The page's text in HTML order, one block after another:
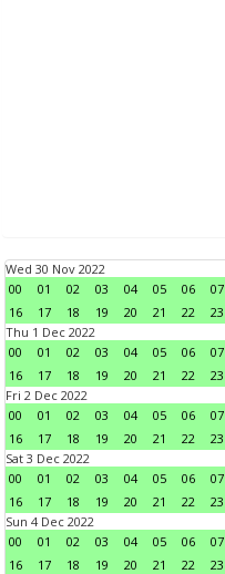
Wed 30 Nov 2022
00
01 02 03 04 05 06 07
16
17 18 19 20 21 22
23
Thu 1 Dec 2022
00
01 02 03 04 05 06 07
16
17 18 19 20 21 22
23
Fri 2 Dec 2022
00
01 02 03 04 05 06 07
16
17 18 19 20 21 22
23
Sat 3 Dec 2022
00
01 02 03 04 05 06 07
16
17 18 19 20 21 22
23
Sun 4 Dec 2022
00
01 02 03 04 05 06 07
16
17 18 19 20 21 22
23